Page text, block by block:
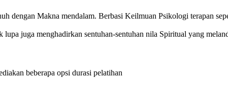
dengan Makna mendalam. Berbasi Keilmuan Psikologi terapan
juga menghadirkan sentuhan-sentuhan nila Spiritual yang
beberapa opsi durasi pelatihan